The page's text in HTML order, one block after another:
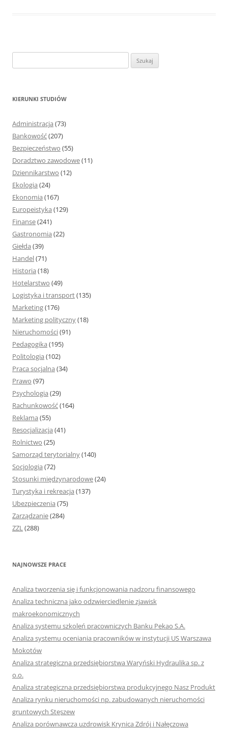
z
KIERUNKI STUDIÓW
Administracja (73)
Bankowość(207)
Bezpieczeństwo (55)
Doradztwo zawodowe(11)
Dziennikarstwo (12)
Ekologia (24)
Ekonomia (167)
Europeistyka (129)
Finanse(241)
Gastronomia (22)
Giełda (39)
Handel(71)
Historia (18)
Hotelarstwo (49)
Logistyka i transport(135)
Marketing(176)
Marketing polityczny(18)
Nieruchomości(91)
Pedagogika (195)
Politologia (102)
Praca socjalna (34)
Prawo (97)
Psychologia (29)
Rachunkowość(164)
Reklama (55)
Resocjalizacja (41)
Rolnictwo (25)
Samorząd terytorialny(140)
Socjologia (72)
Stosunki międzynarodowe(24)
Turystyka i rekreacja (137)
Ubezpieczenia (75)
Zarządzanie(284)
ZZL(288)
NAJNOWSZE PRACE
Analiza tworzenia się i funkcjonowania nadzoru finansowego
Analiza techniczna jako odzwierciedlenie zjawisk
makroekonomicznych
Analiza systemu szkoleń pracowniczych Banku Pekao S.A.
Analiza systemu oceniania pracowników w instytucji US Warszawa
Mokotów
Analiza strategiczna przedsiębiorstwa Waryński Hydraulika sp. z
o.o.
Analiza strategiczna przedsiębiorstwa produkcyjnego Nasz Produkt
Analiza rynku nieruchomości np. zabudowanych nieruchomości
gruntowych Stęszew
Analiza porównawcza uzdrowisk Krynica Zdrój i Nałęczowa